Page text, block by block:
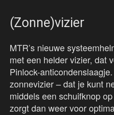
(Zonne)vizier
MTR’s nieuwe
met een helder vizier, dat
Pinlock-
zonnevizier – dat je kunt
middels een schuifknop
zorgt dan weer voor